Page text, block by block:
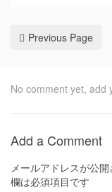
Previous Page
No comment yet, add
Add a Comment
メールアドレスが公開
欄は必須項目です